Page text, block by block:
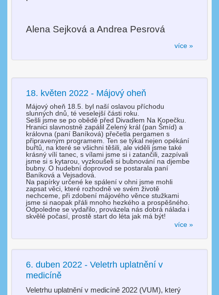
Alena Sejková a Andrea Pesrová
více »
18. květen 2022 - Májový oheň
Májový oheň 18.5. byl naší oslavou příchodu
slunných dnů, té veselejší části roku.
Sešli jsme se po obědě před Divadlem Na Kopečku.
Hranici slavnostně zapálil Zelený král (pan Šmíd) a
královna (paní Baníková) přečetla pergamen s
připraveným programem. Ten se týkal nejen opékání
buřtů, na které se všichni těšili, ale viděli jsme také
krásný vílí tanec, s vílami jsme si i zatančili, zazpívali
jsme si s kytarou, vyzkoušeli si bubnování na djembe
bubny. O hudební doprovod se postarala paní
Baníková a Vejsadová.
Na papírky určené ke spálení v ohni jsme mohli
zapsat věci, které rozhodně ve svém životě
nechceme, při zdobení májového věnce stužkami
jsme si naopak přáli mnoho hezkého a prospěšného.
Odpoledne se vydařilo, provázela nás dobrá nálada i
skvělé počasí, prostě start do léta jak má být!
více »
6. duben 2022 - Veletrh uplatnění v
medicíně
Veletrhu uplatnění v medicíně 2022 (VUM), který